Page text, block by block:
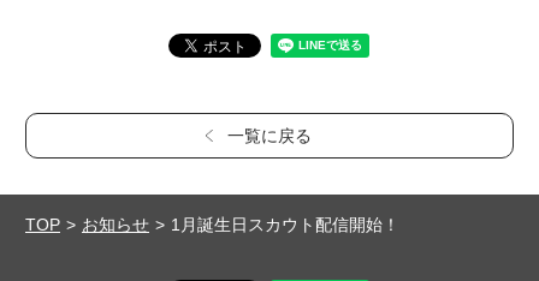
一覧に戻る
TOP お知らせ 1月誕生日スカウト配信開始！